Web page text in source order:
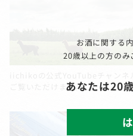
ご覧いただけます。
お酒に関する
20歳以上の方のみ
あなたは20